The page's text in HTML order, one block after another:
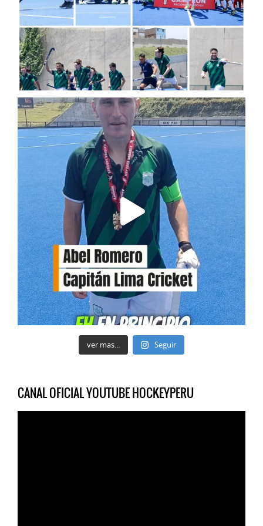
ver mas... Seguir
CANAL OFICIAL YOUTUBE HOCKEYPERU